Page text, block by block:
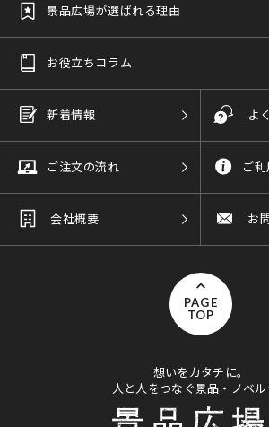
景品広場が選ばれる理由
お役立ちコラム
新着情報 よ
ご注文の流れ ご
会社概要 お
PAGE
TOP
想いをカタチに。
人と人をつなぐ景品・ノベル